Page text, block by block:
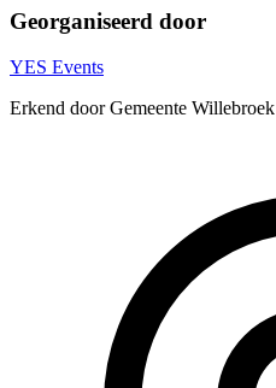
Georganiseerd door
YES Events
Erkend door Gemeente Willebroek